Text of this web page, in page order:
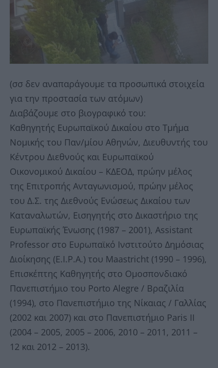
(σσ δεν αναπαράγουμε τα προσωπικά στοιχεία
για την προστασία των ατόμων)
Διαβάζουμε στο βιογραφικό του:
Καθηγητής Ευρωπαϊκού Δικαίου στο Τμήμα
Νομικής του Παν/μίου Αθηνών, Διευθυντής του
Κέντρου Διεθνούς και Ευρωπαϊκού
Οικονομικού Δικαίου – ΚΔΕΟΔ, πρώην μέλος
της Επιτροπής Ανταγωνισμού, πρώην μέλος
του Δ.Σ. της Διεθνούς Ενώσεως Δικαίου των
Καταναλωτών, Εισηγητής στο Δικαστήριο της
Ευρωπαϊκής Ένωσης (1987 – 2001), Assistant
Professor στο Ευρωπαϊκό Ινστιτούτο Δημόσιας
Διοίκησης (Ε.Ι.P.A.) του Maastricht (1990 – 1996),
Επισκέπτης Καθηγητής στο Ομοσπονδιακό
Πανεπιστήμιο του Porto Alegre / Βραζιλία
(1994), στο Πανεπιστήμιο της Νίκαιας / Γαλλίας
(2002 και 2007) και στο Πανεπιστήμιο Paris II
(2004 – 2005, 2005 – 2006, 2010 – 2011, 2011 –
12 και 2012 – 2013).